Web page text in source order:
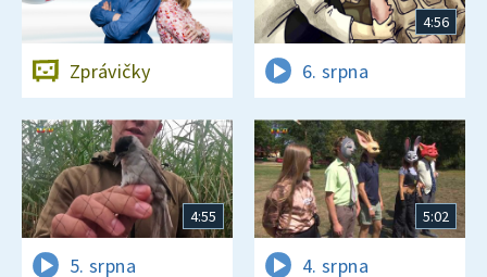
Zprávičky
4:56
6. srpna
4:55
5. srpna
5:02
4. srpna